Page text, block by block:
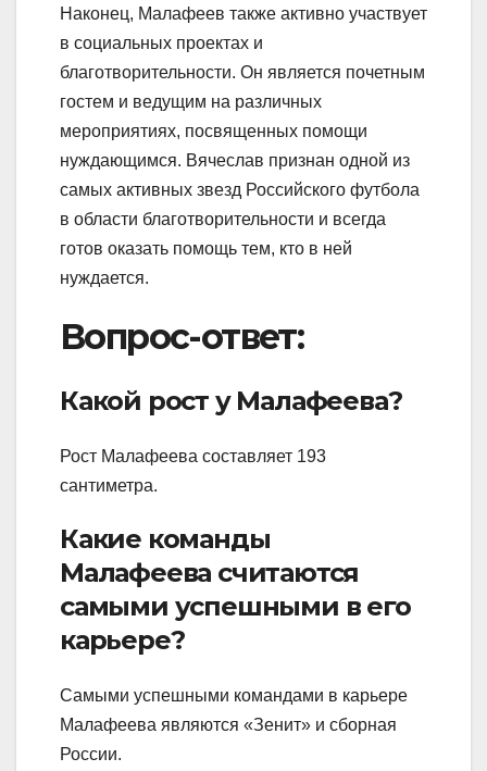
Наконец, Малафеев также активно участвует
в социальных проектах и
благотворительности. Он является почетным
гостем и ведущим на различных
мероприятиях, посвященных помощи
нуждающимся. Вячеслав признан одной из
самых активных звезд Российского футбола
в области благотворительности и всегда
готов оказать помощь тем, кто в ней
нуждается.
Вопрос-ответ:
Какой рост у Малафеева?
Рост Малафеева составляет 193
сантиметра.
Какие команды
Малафеева считаются
самыми успешными в его
карьере?
Самыми успешными командами в карьере
Малафеева являются «Зенит» и сборная
России.